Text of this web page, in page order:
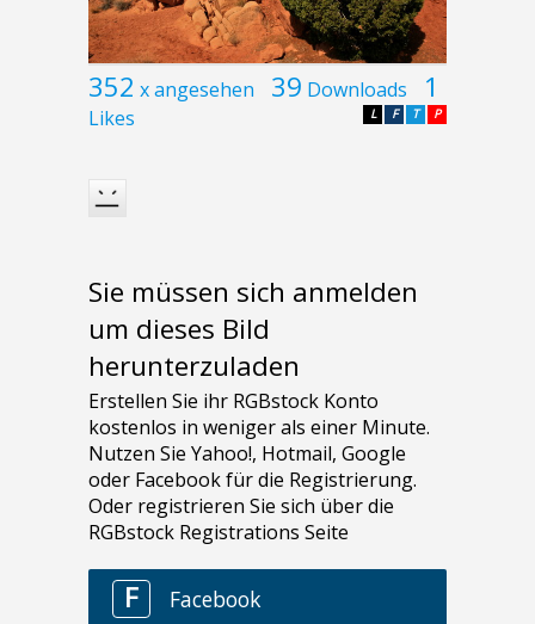
352 x angesehen 39 Downloads 1
Likes P
T
F
L
Sie müssen sich anmelden
um dieses Bild
herunterzuladen